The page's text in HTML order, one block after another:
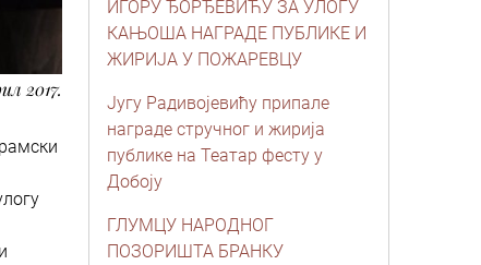
2017.
ИГОРУ ЂОРЂЕВИЋУ ЗА УЛОГУ
КАЊОША НАГРАДE ПУБЛИКЕ И
ЖИРИЈА У ПОЖАРЕВЦУ
Југу Радивојевићу припале
награде стручног и жирија
публике на Театар фесту у
Добоју
ГЛУМЦУ НАРОДНОГ
ПОЗОРИШТА БРАНКУ